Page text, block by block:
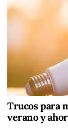
Trucos para
verano y